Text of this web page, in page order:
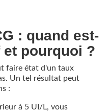
: quand est-
pourquoi ?
faire état d'un taux
Un tel résultat peut
:
à 5 UI/L, vous